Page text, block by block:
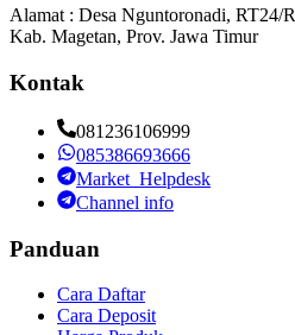
Alamat : Desa Nguntoronadi, RT24/
Kab. Magetan, Prov. Jawa Timur
Kontak
081236106999
085386693666
Market_Helpdesk
Channel info
Panduan
Cara Daftar
Cara Deposit